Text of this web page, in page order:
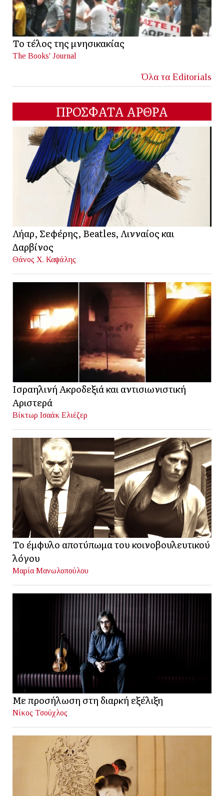
Το τέλος της μνησικακίας
The Books' Journal
Όλα τα Editorials
ΠΡΟΣΦΑΤΑ ΑΡΘΡΑ
Λήαρ, Σεφέρης, Beatles, Λινναίος και
Δαρβίνος
Θάνος Χ. Καψάλης
Ισραηλινή Ακροδεξιά και αντισιωνιστική
Αριστερά
Βίκτωρ Ισαάκ Ελιέζερ
Το έμφυλο αποτύπωμα του κοινοβουλευτικού
λόγου
Μαρία Μανωλοπούλου
Με προσήλωση στη διαρκή εξέλιξη
Νίκος Τσούχλος